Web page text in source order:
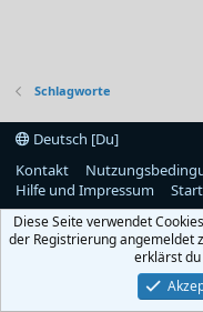
Schlagworte
Deutsch [Du]
Kontakt
Hilfe und Impressum
Start
Diese Seite verwendet
der Registrierung angemeldet
erklärst